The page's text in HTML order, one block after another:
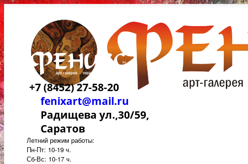
+7 (8452) 27-58-20
fenixart@mail.ru
Радищева ул.,30/59,
Саратов
Летний режим работы:
Пн-Пт: 10-19 ч.
Сб-Вс: 10-17 ч.